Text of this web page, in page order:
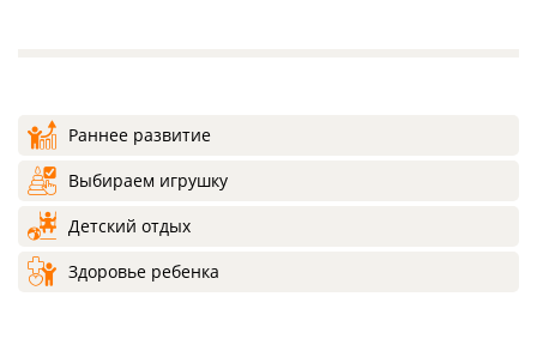
Раннее развитие
Выбираем игрушку
Детский отдых
Здоровье ребенка